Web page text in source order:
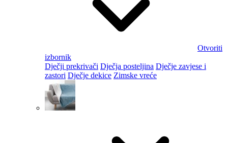
Otvoriti
izbornik
Dječji prekrivači Dječja posteljina Dječje zavjese i
zastori Dječje dekice Zimske vreće